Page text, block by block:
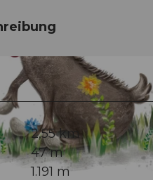
2,55 km
47 m
1.191 m